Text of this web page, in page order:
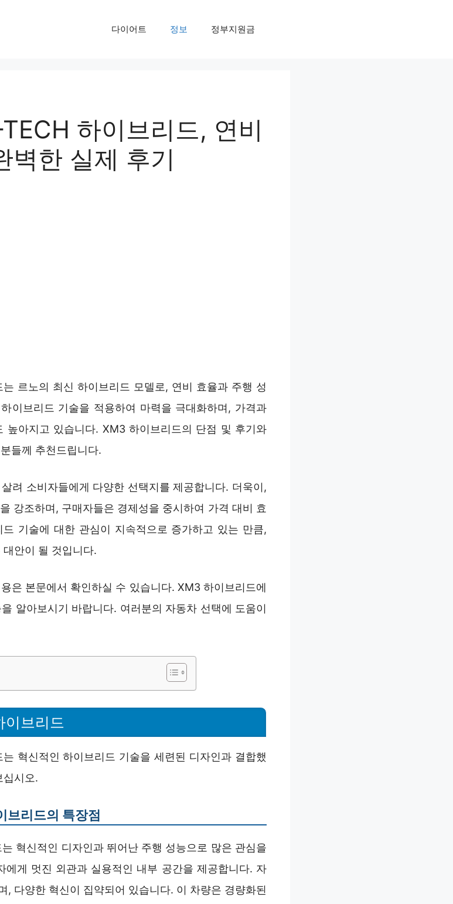
다이어트 정보 정부지원금
하이브리드, 연비
벽한 실제 후기
르노의 최신 하이브리드 모델로, 연비 효율과 주행 성
이브리드 기술을 적용하여 마력을 극대화하며, 가격과
높아지고 있습니다. XM3 하이브리드의 단점 및 후기와
들께 추천드립니다.
려 소비자들에게 다양한 선택지를 제공합니다. 더욱이,
강조하며, 구매자들은 경제성을 중시하여 가격 대비 효
기술에 대한 관심이 지속적으로 증가하고 있는 만큼,
안이 될 것입니다.
은 본문에서 확인하실 수 있습니다. XM3 하이브리드에
알아보시기 바랍니다. 여러분의 자동차 선택에 도움이
이브리드
혁신적인 하이브리드 기술을 세련된 디자인과 결합했
십시오.
리드의 특장점
혁신적인 디자인과 뛰어난 주행 성능으로 많은 관심을
에게 멋진 외관과 실용적인 내부 공간을 제공합니다. 자
, 다양한 혁신이 집약되어 있습니다. 이 차량은 경량화된